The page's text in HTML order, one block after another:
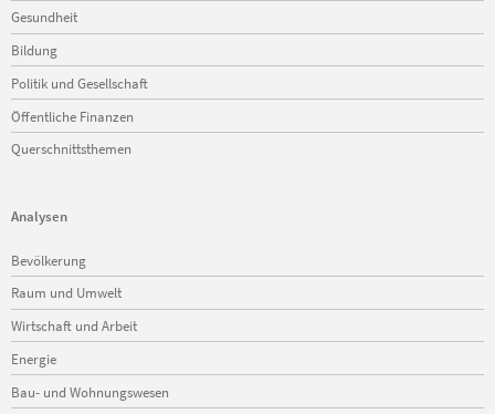
Gesundheit
Bildung
Politik und Gesellschaft
Öffentliche Finanzen
Querschnittsthemen
Analysen
überspringen
Bevölkerung
Raum und Umwelt
Wirtschaft und Arbeit
Energie
Bau- und Wohnungswesen